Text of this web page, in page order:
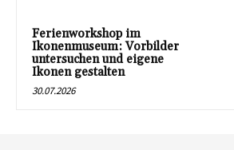
Ferienworkshop im
Ikonenmuseum: Vorbilder
untersuchen und eigene
Ikonen gestalten
30.07.2026